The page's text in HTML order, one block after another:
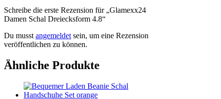
Schreibe die erste Rezension für „Glamexx24
Damen Schal Dreiecksform 4.8“
Du musst angemeldet sein, um eine Rezension
veröffentlichen zu können.
Ähnliche Produkte